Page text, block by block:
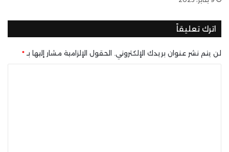
اترك تعليقاً
لن يتم نشر عنوان بريدك الإلكتروني. الحقول الإلزامية مشار إليها بـ *